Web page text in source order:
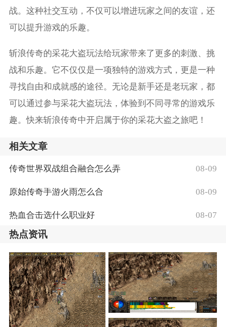
战。这种社交互动，不仅可以增进玩家之间的友谊，还
可以提升游戏的乐趣。
斩浪传奇的采花大盗玩法给玩家带来了更多的刺激、挑
战和乐趣。它不仅仅是一项独特的游戏方式，更是一种
寻找自由和成就感的途径。无论是新手还是老玩家，都
可以通过参与采花大盗玩法，体验到不同寻常的游戏乐
趣。快来斩浪传奇中开启属于你的采花大盗之旅吧！
相关文章
传奇世界双战组合融合怎么弄 08-09
原始传奇手游火雨怎么合 08-09
热血合击选什么职业好 08-07
热点资讯